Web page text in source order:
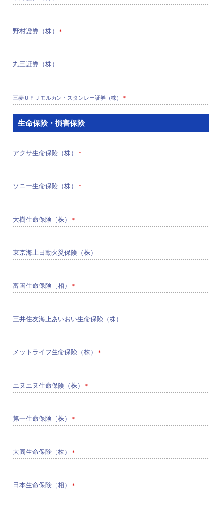
野村證券（株） ＊
丸三証券（株）
三菱ＵＦＪモルガン・スタンレー証券（株） ＊
生命保険・損害保険
アクサ生命保険（株） ＊
ソニー生命保険（株） ＊
大樹生命保険（株） ＊
東京海上日動火災保険（株）
富国生命保険（相） ＊
三井住友海上あいおい生命保険（株）
メットライフ生命保険（株） ＊
エヌエヌ生命保険（株） ＊
第一生命保険（株） ＊
大同生命保険（株） ＊
日本生命保険（相） ＊